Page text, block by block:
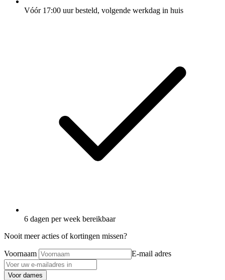
Vóór 17:00 uur besteld, volgende werkdag in huis
6 dagen per week bereikbaar
Nooit meer acties of kortingen missen?
Voornaam E-mail adres
Voor dames